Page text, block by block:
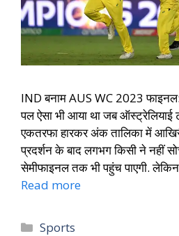
IND बनाम AUS WC 2023
पल ऐसा भी आया था जब
एकतरफा हारकर अंक तालिका में
प्रदर्शन के बाद लगभग किसी ने नहीं
सेमीफाइनल तक भी पहुंच पाएगी.
Read more
Sports